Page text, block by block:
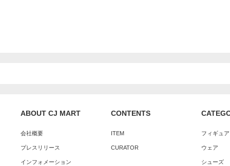
ABOUT CJ MART
会社概要
プレスリリース
インフォメーション
CONTENTS
ITEM
CURATOR
フィギュ
ウェア
シューズ